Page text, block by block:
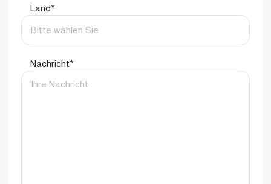
Land*
Nachricht*